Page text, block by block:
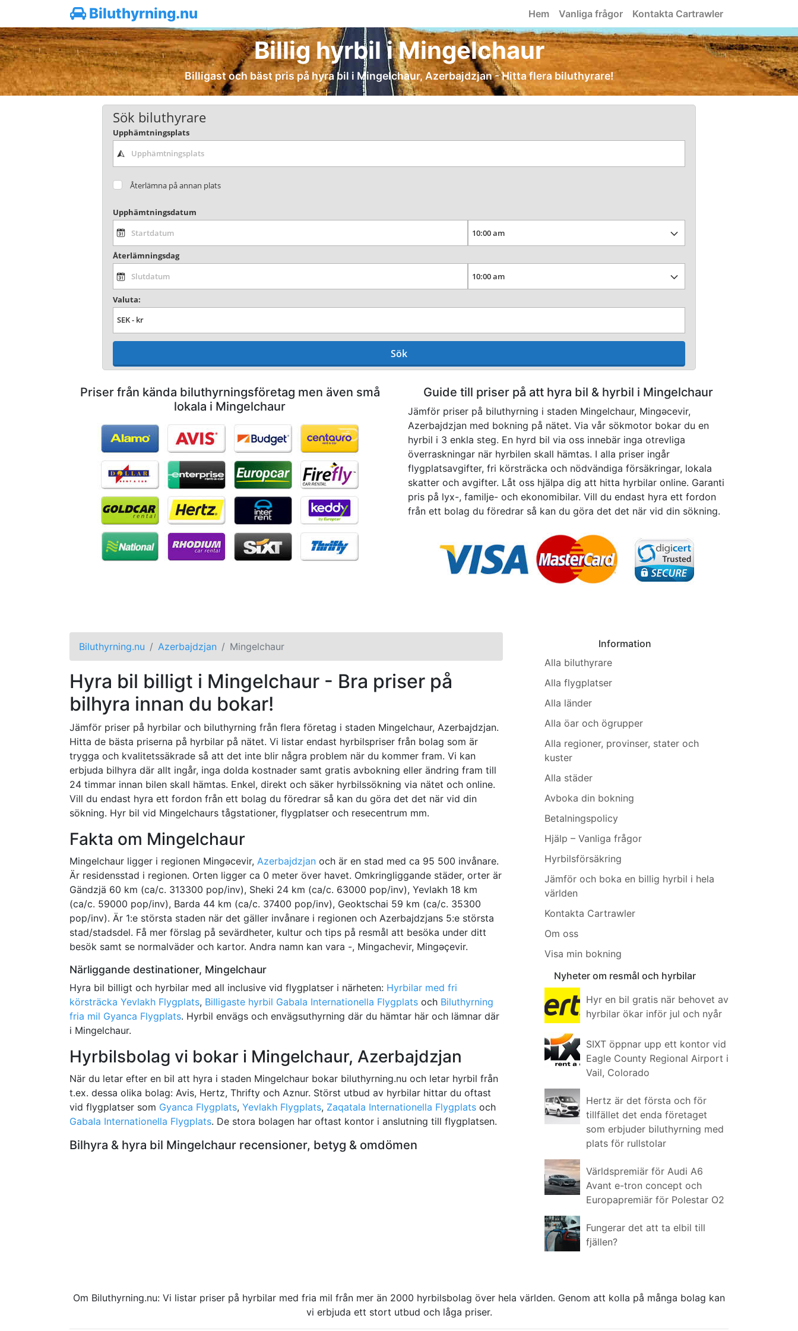
Biluthyrning.nu Hem Vanliga frågor Kontakta Cartrawler
Billig hyrbil i Mingelchaur
Billigast och bäst pris på hyra bil i Mingelchaur, Azerbajdzjan - Hitta flera biluthyrare!
Sök biluthyrare
Upphämtningsplats
Återlämna på annan plats
Upphämtningsdatum
Återlämningsdag
Valuta:
Sök
Priser från kända biluthyrningsföretag men även små
lokala i Mingelchaur
Guide till priser på att hyra bil & hyrbil i Mingelchaur
Jämför priser på biluthyrning i staden Mingelchaur, Mingǝcevir,
Azerbajdzjan med bokning på nätet. Via vår sökmotor bokar du en
hyrbil i 3 enkla steg. En hyrd bil via oss innebär inga otrevliga
överraskningar när hyrbilen skall hämtas. I alla priser ingår
flygplatsavgifter, fri körsträcka och nödvändiga försäkringar, lokala
skatter och avgifter. Låt oss hjälpa dig att hitta hyrbilar online. Garanti
pris på lyx-, familje- och ekonomibilar. Vill du endast hyra ett fordon
från ett bolag du föredrar så kan du göra det det när vid din sökning.
Biluthyrning.nu Azerbajdzjan Mingelchaur
Hyra bil billigt i Mingelchaur - Bra priser på
bilhyra innan du bokar!
Jämför priser på hyrbilar och biluthyrning från flera företag i staden Mingelchaur, Azerbajdzjan.
Hitta de bästa priserna på hyrbilar på nätet. Vi listar endast hyrbilspriser från bolag som är
trygga och kvalitetssäkrade så att det inte blir några problem när du kommer fram. Vi kan
erbjuda bilhyra där allt ingår, inga dolda kostnader samt gratis avbokning eller ändring fram till
24 timmar innan bilen skall hämtas. Enkel, direkt och säker hyrbilssökning via nätet och online.
Vill du endast hyra ett fordon från ett bolag du föredrar så kan du göra det det när vid din
sökning. Hyr bil vid Mingelchaurs tågstationer, flygplatser och resecentrum mm.
Fakta om Mingelchaur
Mingelchaur ligger i regionen Mingǝcevir, Azerbajdzjan och är en stad med ca 95 500 invånare.
Är residensstad i regionen. Orten ligger ca 0 meter över havet. Omkringliggande städer, orter är
Gändzjä 60 km (ca/c. 313300 pop/inv), Sheki 24 km (ca/c. 63000 pop/inv), Yevlakh 18 km
(ca/c. 59000 pop/inv), Barda 44 km (ca/c. 37400 pop/inv), Geoktschai 59 km (ca/c. 35300
pop/inv). Är 1:e största staden när det gäller invånare i regionen och Azerbajdzjans 5:e största
stad/stadsdel. Få mer förslag på sevärdheter, kultur och tips på resmål att besöka under ditt
besök samt se normalväder och kartor. Andra namn kan vara -, Mingachevir, Mingǝçevir.
Närliggande destinationer, Mingelchaur
Hyra bil billigt och hyrbilar med all inclusive vid flygplatser i närheten: Hyrbilar med fri
körsträcka Yevlakh Flygplats, Billigaste hyrbil Gabala Internationella Flygplats och Biluthyrning
fria mil Gyanca Flygplats. Hyrbil envägs och envägsuthyrning där du hämtar här och lämnar där
i Mingelchaur.
Hyrbilsbolag vi bokar i Mingelchaur, Azerbajdzjan
När du letar efter en bil att hyra i staden Mingelchaur bokar biluthyrning.nu och letar hyrbil från
t.ex. dessa olika bolag: Avis, Hertz, Thrifty och Aznur. Störst utbud av hyrbilar hittar du oftast
vid flygplatser som Gyanca Flygplats, Yevlakh Flygplats, Zaqatala Internationella Flygplats och
Gabala Internationella Flygplats. De stora bolagen har oftast kontor i anslutning till flygplatsen.
Bilhyra & hyra bil Mingelchaur recensioner, betyg & omdömen
Information
Alla biluthyrare
Alla flygplatser
Alla länder
Alla öar och ögrupper
Alla regioner, provinser, stater och
kuster
Alla städer
Avboka din bokning
Betalningspolicy
Hjälp – Vanliga frågor
Hyrbilsförsäkring
Jämför och boka en billig hyrbil i hela
världen
Kontakta Cartrawler
Om oss
Visa min bokning
Nyheter om resmål och hyrbilar
Hyr en bil gratis när behovet av
hyrbilar ökar inför jul och nyår
SIXT öppnar upp ett kontor vid
Eagle County Regional Airport i
Vail, Colorado
Hertz är det första och för
tillfället det enda företaget
som erbjuder biluthyrning med
plats för rullstolar
Världspremiär för Audi A6
Avant e-tron concept och
Europapremiär för Polestar O2
Fungerar det att ta elbil till
fjällen?
Om Biluthyrning.nu: Vi listar priser på hyrbilar med fria mil från mer än 2000 hyrbilsbolag över hela världen. Genom att kolla på många bolag kan
vi erbjuda ett stort utbud och låga priser.